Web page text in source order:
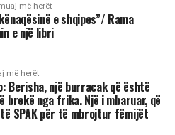
më herët
e shqipes”/ Rama
e një libri
më herët
Berisha, një burracak që është
brekë nga frika. Një i mbaruar, që
SPAK për të mbrojtur fëmijët